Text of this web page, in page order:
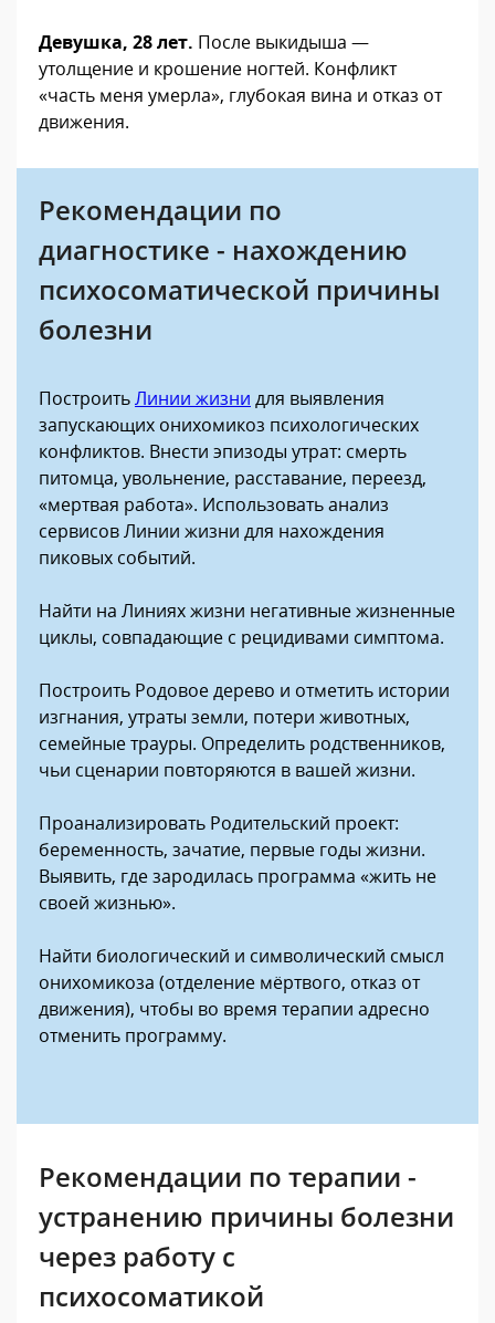
Девушка, 28 лет. После выкидыша —
утолщение и крошение ногтей. Конфликт
«часть меня умерла», глубокая вина и отказ от
движения.
Рекомендации по
диагностике - нахождению
психосоматической причины
болезни
ПостроитьЛинии жизни для выявления
запускающих онихомикоз психологических
конфликтов. Внести эпизоды утрат: смерть
питомца, увольнение, расставание, переезд,
«мертвая работа». Использовать анализ
сервисов Линии жизни для нахождения
пиковых событий.
Найти на Линиях жизни негативные жизненные
циклы, совпадающие с рецидивами симптома.
Построить Родовое дерево и отметить истории
изгнания, утраты земли, потери животных,
семейные трауры. Определить родственников,
чьи сценарии повторяются в вашей жизни.
Проанализировать Родительский проект:
беременность, зачатие, первые годы жизни.
Выявить, где зародилась программа «жить не
своей жизнью».
Найти биологический и символический смысл
онихомикоза (отделение мёртвого, отказ от
движения), чтобы во время терапии адресно
отменить программу.
Рекомендации по терапии -
устранению причины болезни
через работу с
психосоматикой